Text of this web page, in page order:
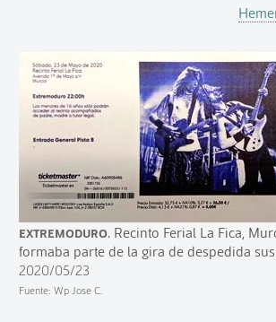
Extremoduro. Recinto Ferial La Fica,
formaba parte de la gira de despedida
2020/05/23
Fuente: Wp Jose C.